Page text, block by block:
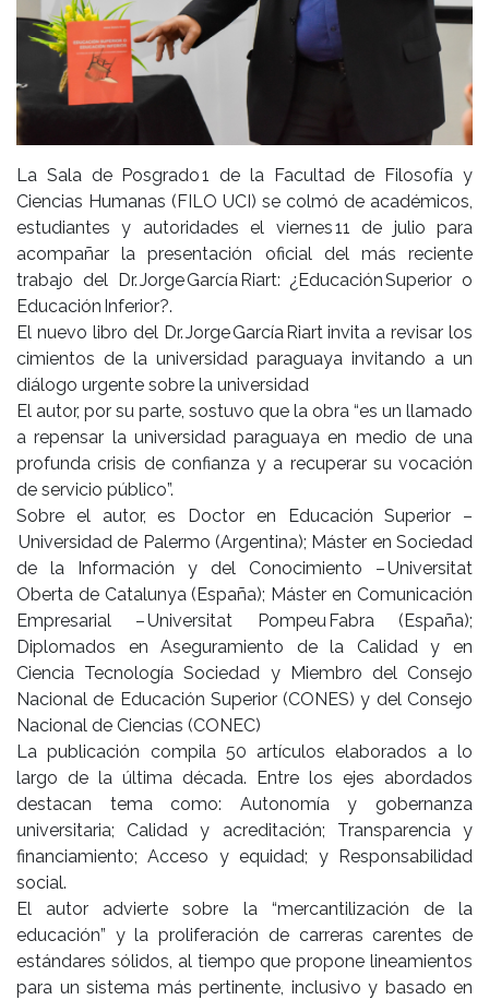
La Sala de Posgrado 1 de la Facultad de Filosofía y
Ciencias Humanas (FILO UCI) se colmó de académicos,
estudiantes y autoridades el viernes 11 de julio para
acompañar la presentación oficial del más reciente
trabajo del Dr. Jorge García Riart: ¿Educación Superior o
Educación Inferior?.
El nuevo libro del Dr. Jorge García Riart invita a revisar los
cimientos de la universidad paraguaya invitando a un
diálogo urgente sobre la universidad
El autor, por su parte, sostuvo que la obra “es un llamado
a repensar la universidad paraguaya en medio de una
profunda crisis de confianza y a recuperar su vocación
de servicio público”.
Sobre el autor, es Doctor en Educación Superior –
Universidad de Palermo (Argentina); Máster en Sociedad
de la Información y del Conocimiento – Universitat
Oberta de Catalunya (España); Máster en Comunicación
Empresarial – Universitat Pompeu Fabra (España);
Diplomados en Aseguramiento de la Calidad y en
Ciencia Tecnología Sociedad y Miembro del Consejo
Nacional de Educación Superior (CONES) y del Consejo
Nacional de Ciencias (CONEC)
La publicación compila 50 artículos elaborados a lo
largo de la última década. Entre los ejes abordados
destacan tema como: Autonomía y gobernanza
universitaria; Calidad y acreditación; Transparencia y
financiamiento; Acceso y equidad; y Responsabilidad
social.
El autor advierte sobre la “mercantilización de la
educación” y la proliferación de carreras carentes de
estándares sólidos, al tiempo que propone lineamientos
para un sistema más pertinente, inclusivo y basado en